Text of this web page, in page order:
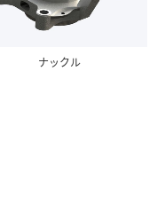
ナックル